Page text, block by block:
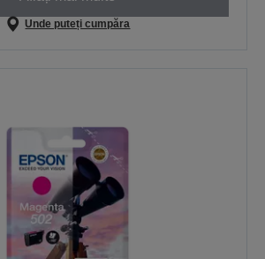
Unde puteți cumpăra